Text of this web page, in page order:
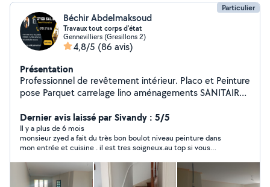
Particulier
Béchir Abdelmaksoud
Travaux tout corps d'état
Gennevilliers (Gresillons 2)
4,8/5 (86 avis)
Présentation
Professionnel de revêtement intérieur. Placo et Peinture
pose Parquet carrelage lino aménagements SANITAIRE
de carrelage pour sols et murs. Revêtements de sol :
Parquet, stratifié, vinyle, Lino dalle PVC moquette
Peinture : état des lieux dégât des eaux Intérieure et
extérieure, avec un rendu propre et soigné. Montage de
meubles :pose de cuisine création dressing sure mesure
Rapide et efficace. Maçonnerie : Réparations,
Dernier avis laissé par Sivandy : 5/5
Il y a plus de 6 mois
monsieur zyed a fait du très bon boulot niveau peinture dans
mon entrée et cuisine . il est tres soigneux.au top si vous
plan travail rien à redire . très pounctuel réactif... cet artisan est
au top je recommande fortement . il est réactif repond